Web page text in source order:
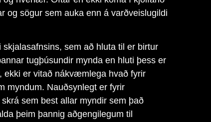
og sögur sem auka enn á varðveislugildi
skjalasafnsins, sem að hluta til er birtur
tugþúsundir mynda en hluti þess er
ekki er vitað nákvæmlega hvað fyrir
myndum. Nauðsynlegt er fyrir
sem best allar myndir sem það
þeim þannig aðgengilegum til